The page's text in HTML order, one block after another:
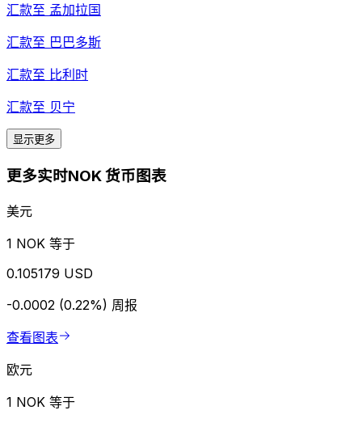
汇款至 孟加拉国
汇款至 巴巴多斯
汇款至 比利时
汇款至 贝宁
显示更多
更多实时NOK 货币图表
美元
1 NOK 等于
0.105179 USD
-0.0002 (0.22%) 周报
查看图表
欧元
1 NOK 等于